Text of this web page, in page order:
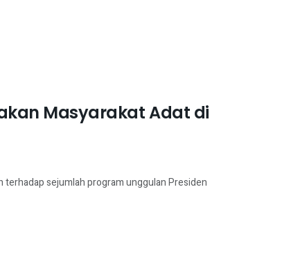
Masyarakat Adat di
terhadap sejumlah program unggulan Presiden